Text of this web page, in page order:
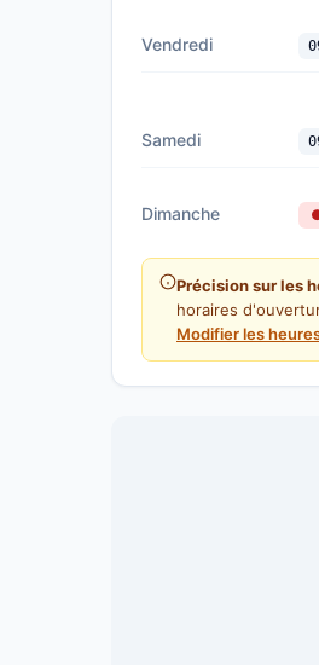
Vendredi
Samedi
Dimanche
Précision sur les
horaires
Modifier les